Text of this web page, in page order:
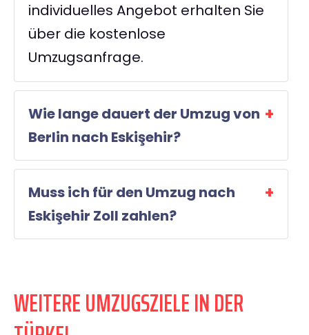
individuelles Angebot erhalten Sie
über die kostenlose
Umzugsanfrage.
Wie lange dauert der Umzug von
Berlin nach Eskişehir?
Muss ich für den Umzug nach
Eskişehir Zoll zahlen?
WEITERE UMZUGSZIELE IN DER